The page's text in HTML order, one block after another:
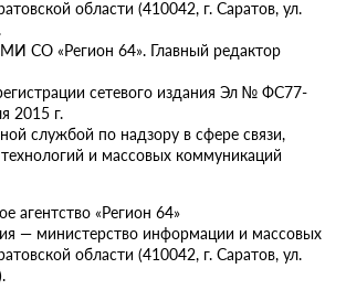
области (410042, г. Саратов, ул.
СО «Регион 64». Главный редактор
сетевого издания Эл № ФС77-
2015 г.
службой по надзору в сфере связи,
и массовых коммуникаций
агентство «Регион 64»
— министерство информации и массовых
области (410042, г. Саратов, ул.